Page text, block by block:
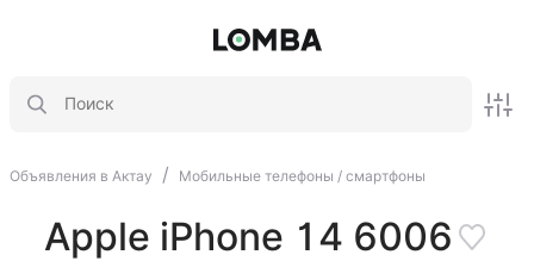
Объявления в Актау / Мобильные телефоны / смартфоны
Apple iPhone 14 6006